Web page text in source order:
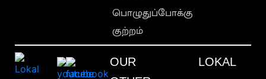
பொழுதுப்போக்கு
குற்றம்
OUR
LOKAL